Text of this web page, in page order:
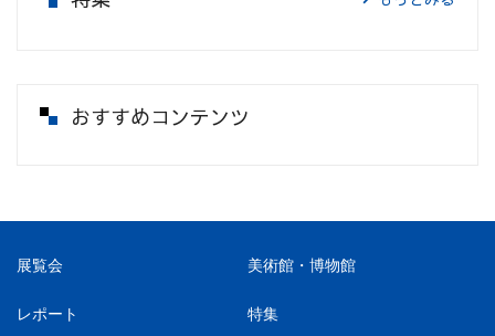
おすすめコンテンツ
展覧会 美術館・博物館
レポート
特集